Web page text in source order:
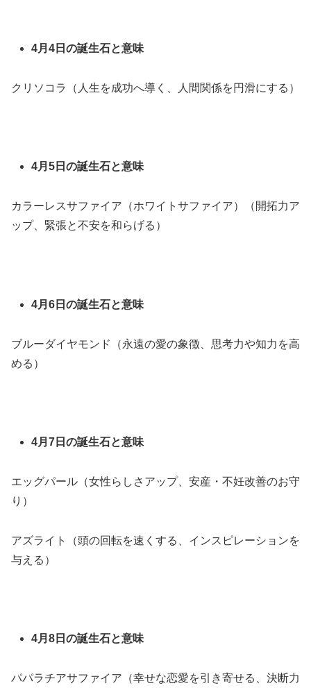
4月4日の誕生石と意味
クリソコラ（人生を成功へ導く、人間関係を円滑にする）
4月5日の誕生石と意味
カラーレスサファイア（ホワイトサファイア）（開拓力ア
ップ、緊張と不安を和らげる）
4月6日の誕生石と意味
ブルーダイヤモンド（永遠の愛の象徴、思考力や知力を高
める）
4月7日の誕生石と意味
エッグパール（女性らしさアップ、安産・不妊改善のお守
り）
アズライト（頭の回転を速くする、インスピレーションを
与える）
4月8日の誕生石と意味
パパラチアサファイア（幸せな恋愛を引き寄せる、決断力